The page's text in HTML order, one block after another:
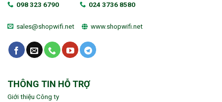
098 323 6790 024 3736 8580
sales@shopwifi.net www.shopwifi.net
THÔNG TIN HỖ TRỢ
Giới thiệu Công ty